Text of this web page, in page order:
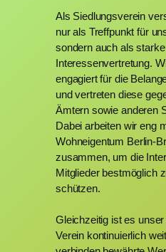
Als Siedlungsverein
nur als Treffpunkt für
sondern auch als starke
Interessenvertretung.
engagiert für die
und vertreten diese
Ämtern sowie anderen
Dabei arbeiten wir eng
Wohneigentum Berlin-
zusammen, um die
Mitglieder bestmöglich
schützen.
Gleichzeitig ist es
Verein kontinuierlich